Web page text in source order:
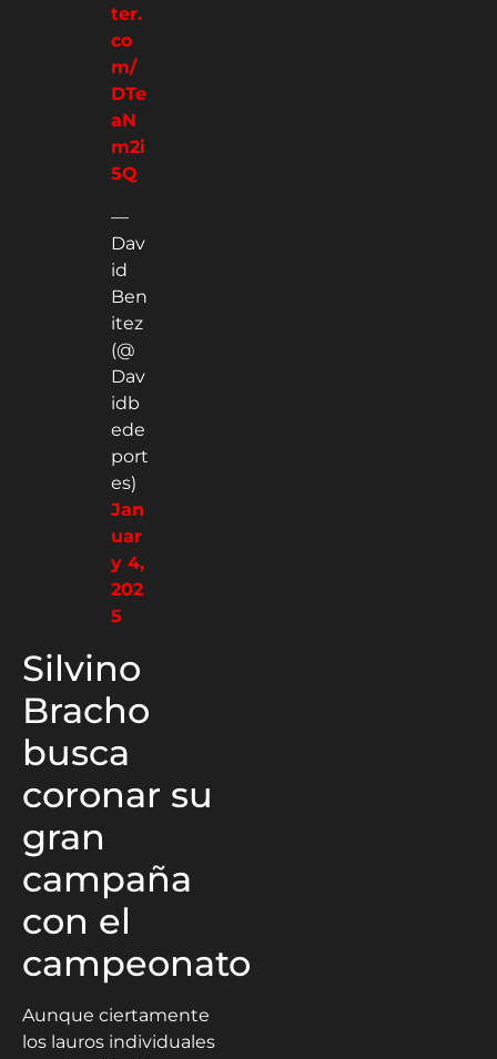
ter.
co
m/
DTe
aN
m2i
5Q
—
Dav
id
Ben
itez
(@
Dav
idb
ede
port
es)
Jan
uar
y 4,
202
5
Silvino
Bracho
busca
coronar su
gran
campaña
con el
campeonato
Aunque ciertamente
los lauros individuales